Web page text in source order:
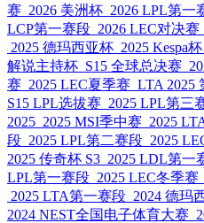
赛 2026 美洲杯 2026 LPL第一
LCP第一赛段 2026 LEC对决赛
2025 德玛西亚杯 2025 Kespa杯
解说主持杯 S15 全球总决赛
赛 2025 LEC夏季赛 LTA 2025
S15 LPL选拔赛 2025 LPL第三
2025 2025 MSI季中赛 2025
段 2025 LPL第二赛段 2025
2025 传奇杯 S3 2025 LDL第一
LPL第一赛段 2025 LEC冬季赛
2025 LTA第一赛段 2024 德玛
2024 NEST全国电子体育大赛